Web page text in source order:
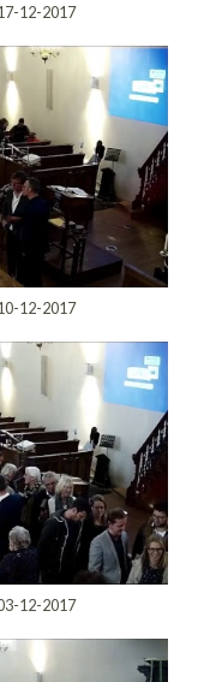
12-2017
12-2017
12-2017